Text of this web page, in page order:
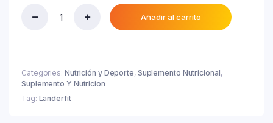
₲ 240.000.
es:
₲ 132.000.
300
Gr.
quantity
Añadir al carrito
Categories: Nutrición y Deporte, Suplemento Nutricional,
Suplemento Y Nutricion
Tag: Landerfit